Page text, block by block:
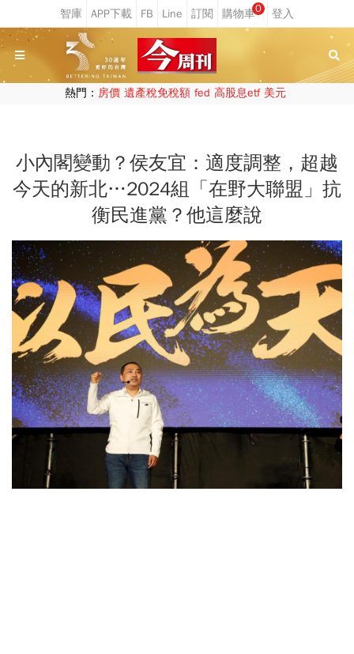
0
熱門： 房價 遺產稅免稅額 fed 高股息etf 美元
小內閣變動？侯友宜：適度調整，超越
今天的新北…2024組「在野大聯盟」抗
衡民進黨？他這麼說